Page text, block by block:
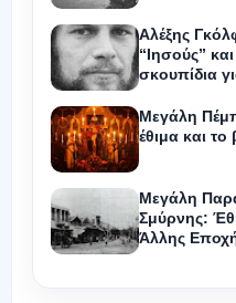
Αλέξης
“Ιησούς”
σκουπίδια
Μεγάλη
έθιμα και
Μεγάλη
Σμύρνης:
Άλλης